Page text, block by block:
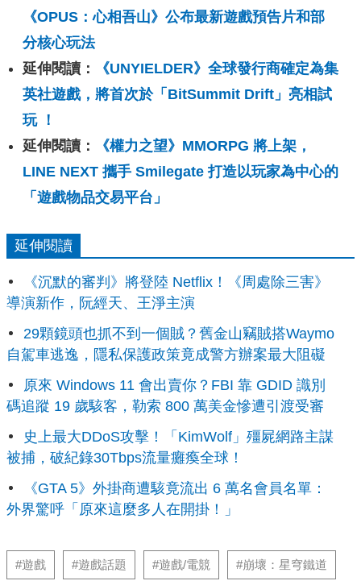
《OPUS：心相吾山》公布最新遊戲預告片和部
分核心玩法
延伸閱讀：
《UNYIELDER》全球發行商確定為集
英社遊戲，將首次於「BitSummit Drift」亮相試
玩 ！
延伸閱讀：
《權力之望》MMORPG 將上架，
LINE NEXT 攜手 Smilegate 打造以玩家為中心的
「遊戲物品交易平台」
延伸閱讀
《沉默的審判》將登陸 Netflix！《周處除三害》
導演新作，阮經天、王淨主演
29顆鏡頭也抓不到一個賊？舊金山竊賊搭Waymo
自駕車逃逸，隱私保護政策竟成警方辦案最大阻礙
原來 Windows 11 會出賣你？FBI 靠 GDID 識別
碼追蹤 19 歲駭客，勒索 800 萬美金慘遭引渡受審
史上最大DDoS攻擊！「KimWolf」殭屍網路主謀
被捕，破紀錄30Tbps流量癱瘓全球！
《GTA 5》外掛商遭駭竟流出 6 萬名會員名單：
外界驚呼「原來這麼多人在開掛！」
#遊戲 #遊戲話題 #遊戲/電競 #崩壞：星穹鐵道